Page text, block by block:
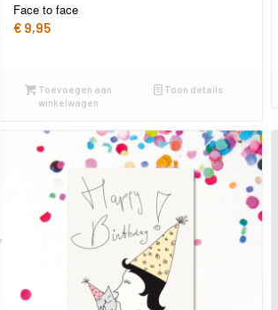
Face to face
€ 9,95
Toevoegen aan
winkelwagen
Toon details